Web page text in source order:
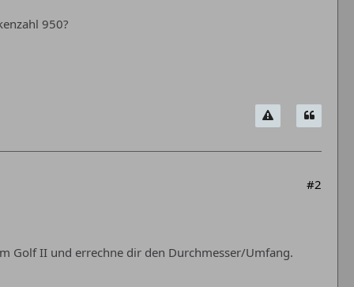
950?
#2
Golf II und errechne dir den Durchmesser/Umfang.